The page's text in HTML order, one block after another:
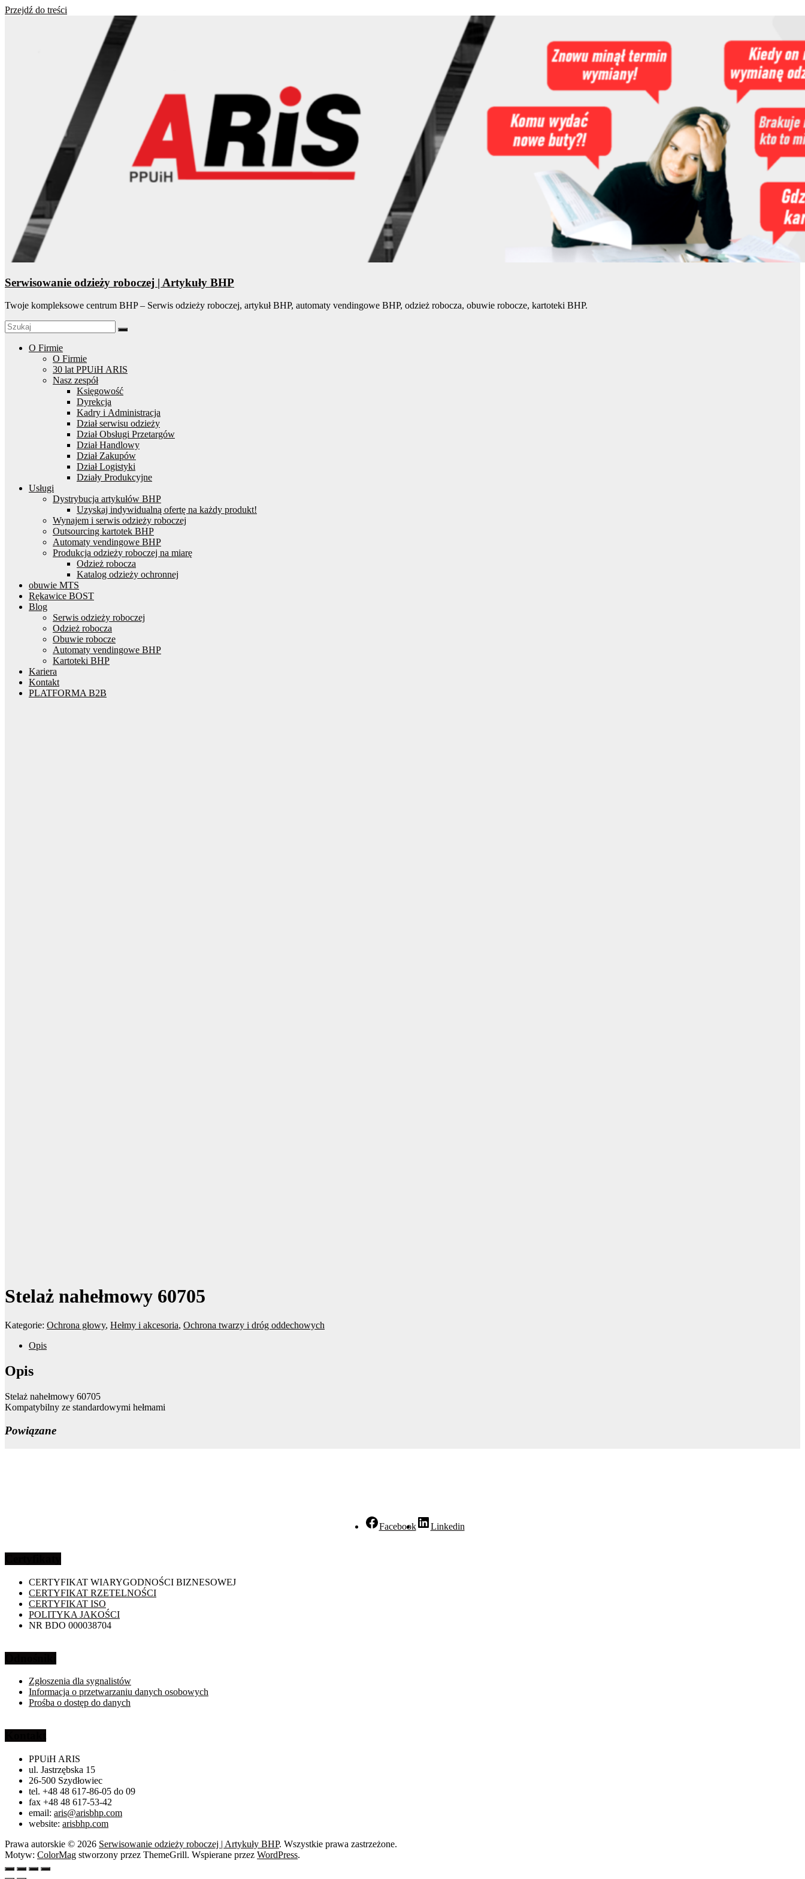
Przejdź do treści
Serwisowanie odzieży roboczej | Artykuły BHP
Twoje kompleksowe centrum BHP – Serwis odzieży roboczej, artykuł BHP, automaty vendingowe BHP, odzież robocza, obuwie robocze, kartoteki BHP.
O Firmie
O Firmie
30 lat PPUiH ARIS
Nasz zespół
Księgowość
Dyrekcja
Kadry i Administracja
Dział serwisu odzieży
Dział Obsługi Przetargów
Dział Handlowy
Dział Zakupów
Dział Logistyki
Działy Produkcyjne
Usługi
Dystrybucja artykułów BHP
Uzyskaj indywidualną ofertę na każdy produkt!
Wynajem i serwis odzieży roboczej
Outsourcing kartotek BHP
Automaty vendingowe BHP
Produkcja odzieży roboczej na miarę
Odzież robocza
Katalog odzieży ochronnej
obuwie MTS
Rękawice BOST
Blog
Serwis odzieży roboczej
Odzież robocza
Obuwie robocze
Automaty vendingowe BHP
Kartoteki BHP
Kariera
Kontakt
PLATFORMA B2B
Stelaż nahełmowy 60705
Kategorie: Ochrona głowy, Hełmy i akcesoria, Ochrona twarzy i dróg oddechowych
Opis
Opis
Stelaż nahełmowy 60705
Kompatybilny ze standardowymi hełmami
Powiązane
Facebook Linkedin
CERTYFIKAT WIARYGODNOŚCI BIZNESOWEJ
CERTYFIKAT RZETELNOŚCI
CERTYFIKAT ISO
POLITYKA JAKOŚCI
NR BDO 000038704
Zgłoszenia dla sygnalistów
Informacja o przetwarzaniu danych osobowych
Prośba o dostęp do danych
PPUiH ARIS
ul. Jastrzębska 15
26-500 Szydłowiec
tel. +48 48 617-86-05 do 09
fax +48 48 617-53-42
email: aris@arisbhp.com
website: arisbhp.com
Prawa autorskie © 2026 Serwisowanie odzieży roboczej | Artykuły BHP. Wszystkie prawa zastrzeżone.
Motyw: ColorMag stworzony przez ThemeGrill. Wspierane przez WordPress.